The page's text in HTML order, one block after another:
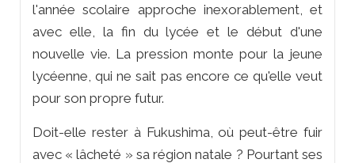
l'année scolaire approche inexorablement, et
avec elle, la fin du lycée et le début d'une
nouvelle vie. La pression monte pour la jeune
lycéenne, qui ne sait pas encore ce qu'elle veut
pour son propre futur.
Doit-elle rester à Fukushima, où peut-être fuir
avec « lâcheté » sa région natale ? Pourtant ses